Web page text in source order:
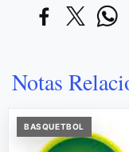
Notas
BASQUETBOL